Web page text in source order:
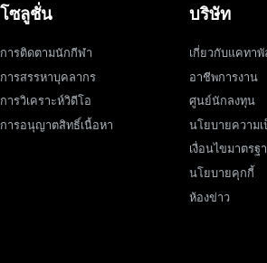
โซลูชั่น
การติดตามนักกีฬา
การสรรหาบุคลากร
การวิเคราะห์วิดีโอ
การอนุญาตสิทธิ์เนื้อหา
บริษัท
เกี่ยวกับแคทาพั
อาชีพการงาน
ศูนย์นักลงทุน
นโยบายความ
เงื่อนไขมาตรฐ
นโยบายคุกกี้
ห้องข่าว